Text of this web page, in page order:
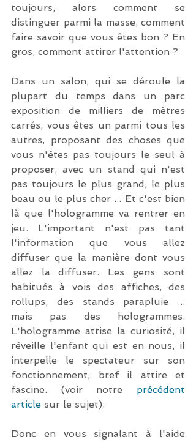
toujours, alors comment se
distinguer parmi la masse, comment
faire savoir que vous êtes bon ? En
gros, comment attirer l'attention ?
Dans un salon, qui se déroule la
plupart du temps dans un parc
exposition de milliers de mètres
carrés, vous êtes un parmi tous les
autres, proposant des choses que
vous n'êtes pas toujours le seul à
proposer, avec un stand qui n'est
pas toujours le plus grand, le plus
beau ou le plus cher ... Et c'est bien
là que l'hologramme va rentrer en
jeu. L'important n'est pas tant
l'information que vous allez
diffuser que la manière dont vous
allez la diffuser. Les gens sont
habitués à vois des affiches, des
rollups, des stands parapluie ...
mais pas des hologrammes.
L'hologramme attise la curiosité, il
réveille l'enfant qui est en nous, il
interpelle le spectateur sur son
fonctionnement, bref il attire et
fascine. (voir notre précédent
article sur le sujet).
Donc en vous signalant à l'aide